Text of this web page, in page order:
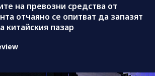
на превозни средства от
отчаяно се опитват да запазят
китайския пазар